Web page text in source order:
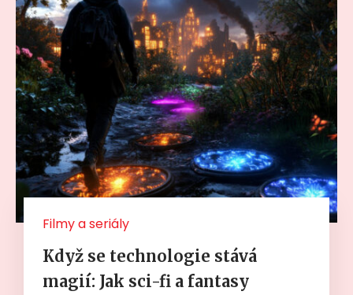
Filmy a seriály
Když se technologie stává
magií: Jak sci-fi a fantasy